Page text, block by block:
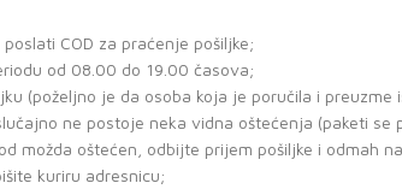
COD za praćenje pošiljke;
od 08.00 do 19.00 časova;
(poželjno je da osoba koja je poručila i preuzme
ne postoje neka vidna oštećenja (paketi se
možda oštećen, odbijte prijem pošiljke i odmah
kuriru adresnicu;